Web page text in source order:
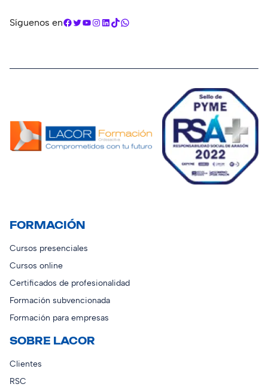
Síguenos enFacebook
Twitter
YouTube
Instagram
LinkedIn
TikTokWhatsApp
FORMACIÓN
Cursos presenciales
Cursos online
Certificados de profesionalidad
Formación subvencionada
Formación para empresas
SOBRE LACOR
Clientes
RSC